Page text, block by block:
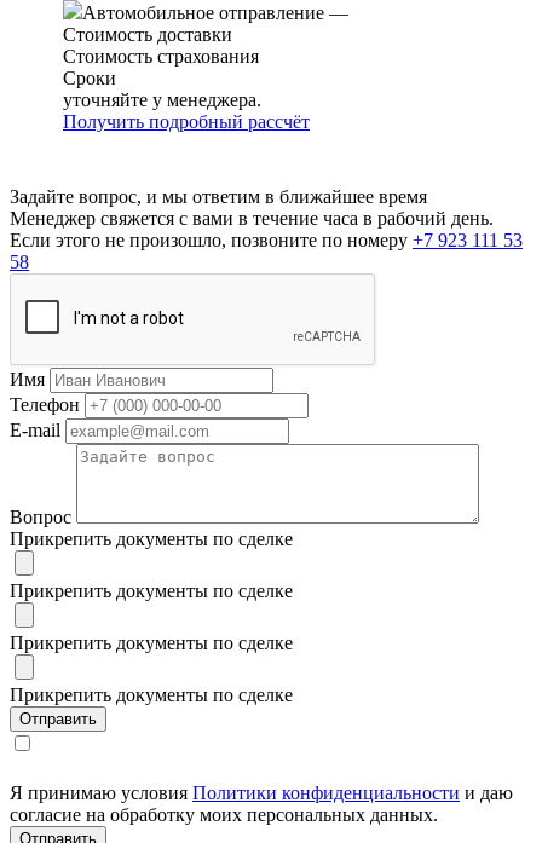
Автомобильное отправление —
Стоимость доставки
Стоимость страхования
Сроки
уточняйте у менеджера.
Получить подробный рассчёт
Задайте вопрос, и мы ответим в ближайшее время
Менеджер свяжется с вами в течение часа в рабочий день.
Если этого не произошло, позвоните по номеру +7 923 111 53
58
Имя
Телефон
E-mail
Вопрос
Прикрепить документы по сделке
Прикрепить документы по сделке
Прикрепить документы по сделке
Прикрепить документы по сделке
Я принимаю условия Политики конфиденциальности и даю
согласие на обработку моих персональных данных.